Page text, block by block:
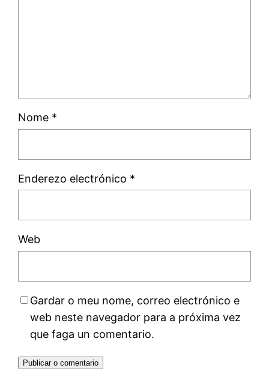
Nome *
Enderezo electrónico *
Web
Gardar o meu nome, correo electrónico e
web neste navegador para a próxima vez
que faga un comentario.